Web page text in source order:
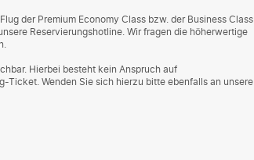
der Premium Economy Class bzw. der Business Class
Reservierungshotline. Wir fragen die höherwertige
Hierbei besteht kein Anspruch auf
Ticket. Wenden Sie sich hierzu bitte ebenfalls an unsere